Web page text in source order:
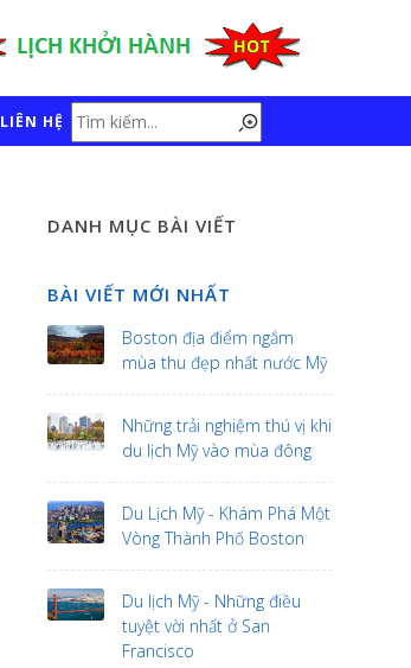
LIÊN HỆ
DANH MỤC BÀI VIẾT
BÀI VIẾT MỚI NHẤT
Boston địa điểm ngắm
mùa thu đẹp nhất nước Mỹ
Những trải nghiệm thú vị khi
du lịch Mỹ vào mùa đông
Du Lịch Mỹ - Khám Phá Một
Vòng Thành Phố Boston
Du lịch Mỹ - Những điều
tuyệt vời nhất ở San
Francisco